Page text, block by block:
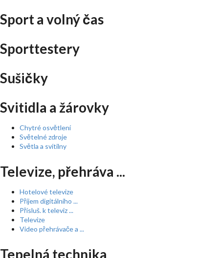
Sport a volný čas
Sporttestery
Sušičky
Svitidla a žárovky
Chytré osvětlení
Světelné zdroje
Světla a svítilny
Televize, přehráva ...
Hotelové televize
Příjem digitálního ...
Přísluš. k televiz ...
Televize
Video přehrávače a ...
Tepelná technika